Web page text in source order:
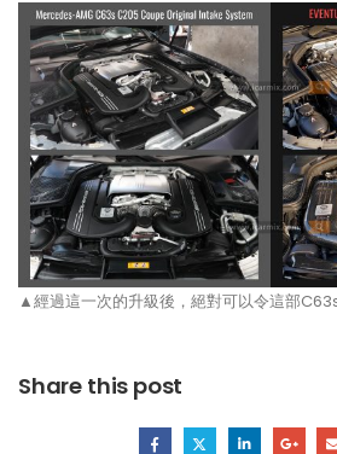
▲經過這一次的升級後，絕對可以令這部
Share this post